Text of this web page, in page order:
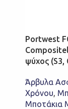
Portwest
ψύχος (S3,
Άρβυλα
Χρόνου,
Μποτάκια